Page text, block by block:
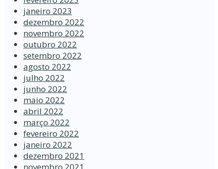
janeiro 2023
dezembro 2022
novembro 2022
outubro 2022
setembro 2022
agosto 2022
julho 2022
junho 2022
maio 2022
abril 2022
março 2022
fevereiro 2022
janeiro 2022
dezembro 2021